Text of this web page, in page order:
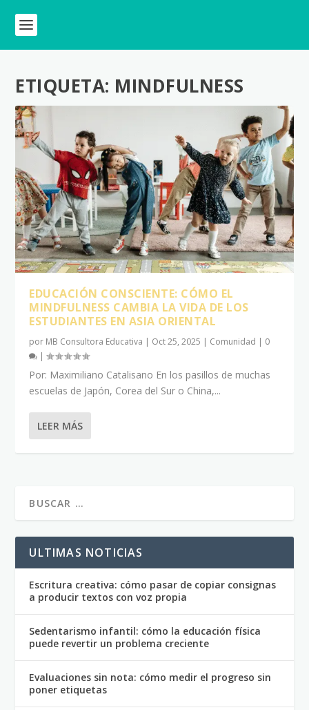
ETIQUETA: MINDFULNESS
EDUCACIÓN CONSCIENTE: CÓMO EL
MINDFULNESS CAMBIA LA VIDA DE LOS
ESTUDIANTES EN ASIA ORIENTAL
por MB Consultora Educativa | Oct 25, 2025 | Comunidad | 0
|
Por: Maximiliano Catalisano En los pasillos de muchas
escuelas de Japón, Corea del Sur o China,...
LEER MÁS
ULTIMAS NOTICIAS
Escritura creativa: cómo pasar de copiar consignas
a producir textos con voz propia
Sedentarismo infantil: cómo la educación física
puede revertir un problema creciente
Evaluaciones sin nota: cómo medir el progreso sin
poner etiquetas